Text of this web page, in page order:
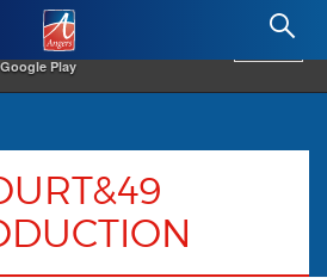
Play
Angers.fr : Retour à l'accueil